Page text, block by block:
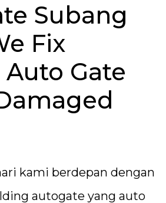
Subang
Fix
Gate
kami berdepan dengan
autogate yang auto